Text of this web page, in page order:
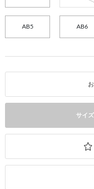
AB5 AB6
サイ